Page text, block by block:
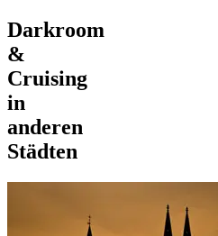
Darkroom
&
Cruising
in
anderen
Städten